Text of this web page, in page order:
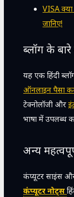
VISA
जानिए!
ब्लॉग के
यह एक हिंदी
ऑनलाइन पैसा
टेक्नोलॉजी और
भाषा में उपलब्ध
अन्य
कंप्यूटर साइंस
कंप्यूटर नोट्स